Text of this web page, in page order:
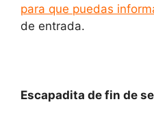
para que puedas
de entrada.
Escapadita de fin de